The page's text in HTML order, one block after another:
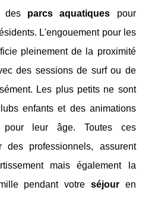
des parcs aquatiques pour
L'engouement pour les
pleinement de la proximité
des sessions de surf ou de
Les plus petits ne sont
enfants et des animations
pour leur âge. Toutes ces
des professionnels, assurent
mais également la
pendant votre séjouren